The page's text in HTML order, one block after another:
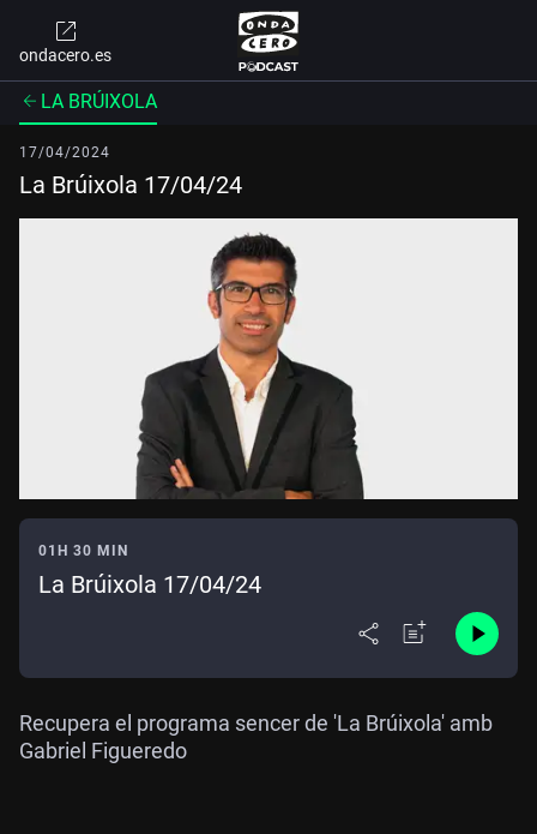
ondacero.es
LA BRÚIXOLA
17/04/2024
La Brúixola 17/04/24
01H 30 MIN
La Brúixola 17/04/24
Recupera el programa sencer de 'La Brúixola' amb
Gabriel Figueredo